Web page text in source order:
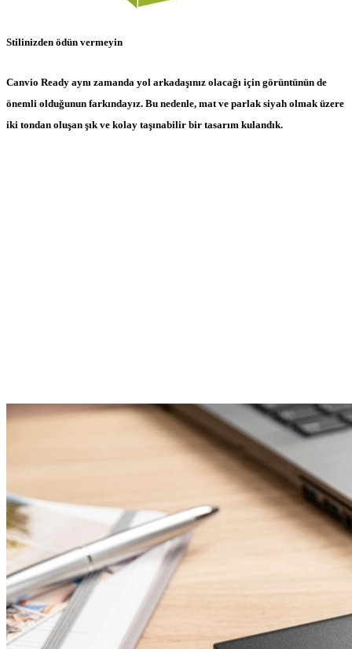
Stilinizden ödün vermeyin
Canvio Ready aynı zamanda yol arkadaşınız olacağı için görüntünün de
önemli olduğunun farkındayız. Bu nedenle, mat ve parlak siyah olmak üzere
iki tondan oluşan şık ve kolay taşınabilir bir tasarım kulandık.